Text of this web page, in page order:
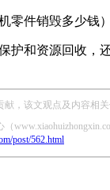
护和资源回收，
，该文观点及内容相
post/562.html